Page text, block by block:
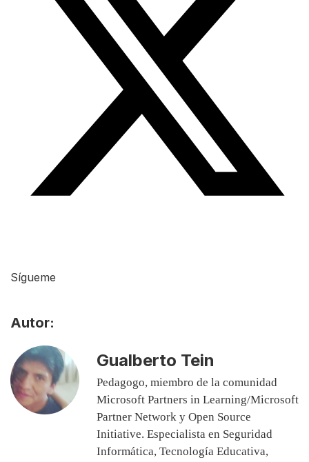
Sígueme
Autor:
Gualberto Tein
Pedagogo, miembro de la comunidad
Microsoft Partners in Learning/Microsoft
Partner Network y Open Source
Initiative. Especialista en Seguridad
Informática, Tecnología Educativa,